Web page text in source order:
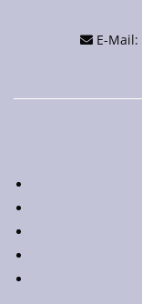
E-Mail: